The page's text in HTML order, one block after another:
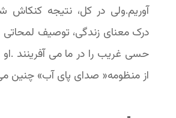
آوریم.ولى در کل، نتیجه کنکاش
درک معنای زندگی، توصیف لمحاتی
حسی غریب را در ما می آفرینند
از منظومه« صدای پای آب» چنین